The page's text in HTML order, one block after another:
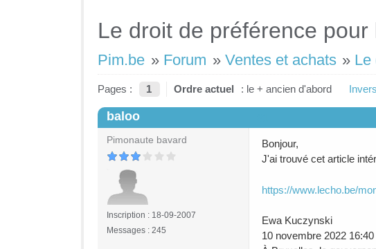
Le droit de préférence
Pim.be » Forum » Ventes et achats » Le
Pages : 1 Ordre actuel : le + ancien d'abord
baloo
Pimonaute bavard
Inscription : 18-09-2007
Messages : 245
Bonjour,
J'ai trouvé cet article
https://www.lecho.be/
Ewa Kuczynski
10 novembre 2022 16:40